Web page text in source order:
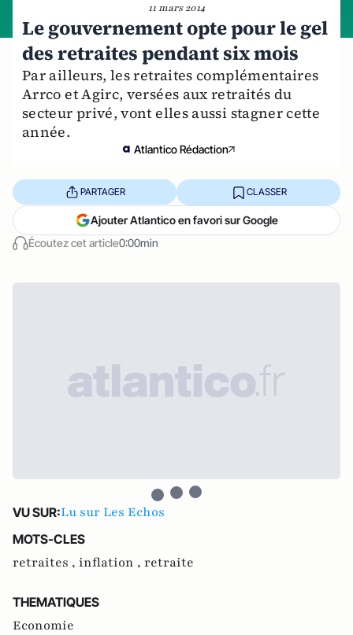
11 mars 2014
Le gouvernement opte pour le gel
des retraites pendant six mois
Par ailleurs, les retraites complémentaires
Arrco et Agirc, versées aux retraités du
secteur privé, vont elles aussi stagner cette
année.
Atlantico Rédaction
Écoutez cet article0:00min
PARTAGER CLASSER
Ajouter Atlantico en favori sur Google
VU SUR:Lu sur Les Echos
MOTS-CLES
retraites , inflation , retraite
THEMATIQUES
Economie